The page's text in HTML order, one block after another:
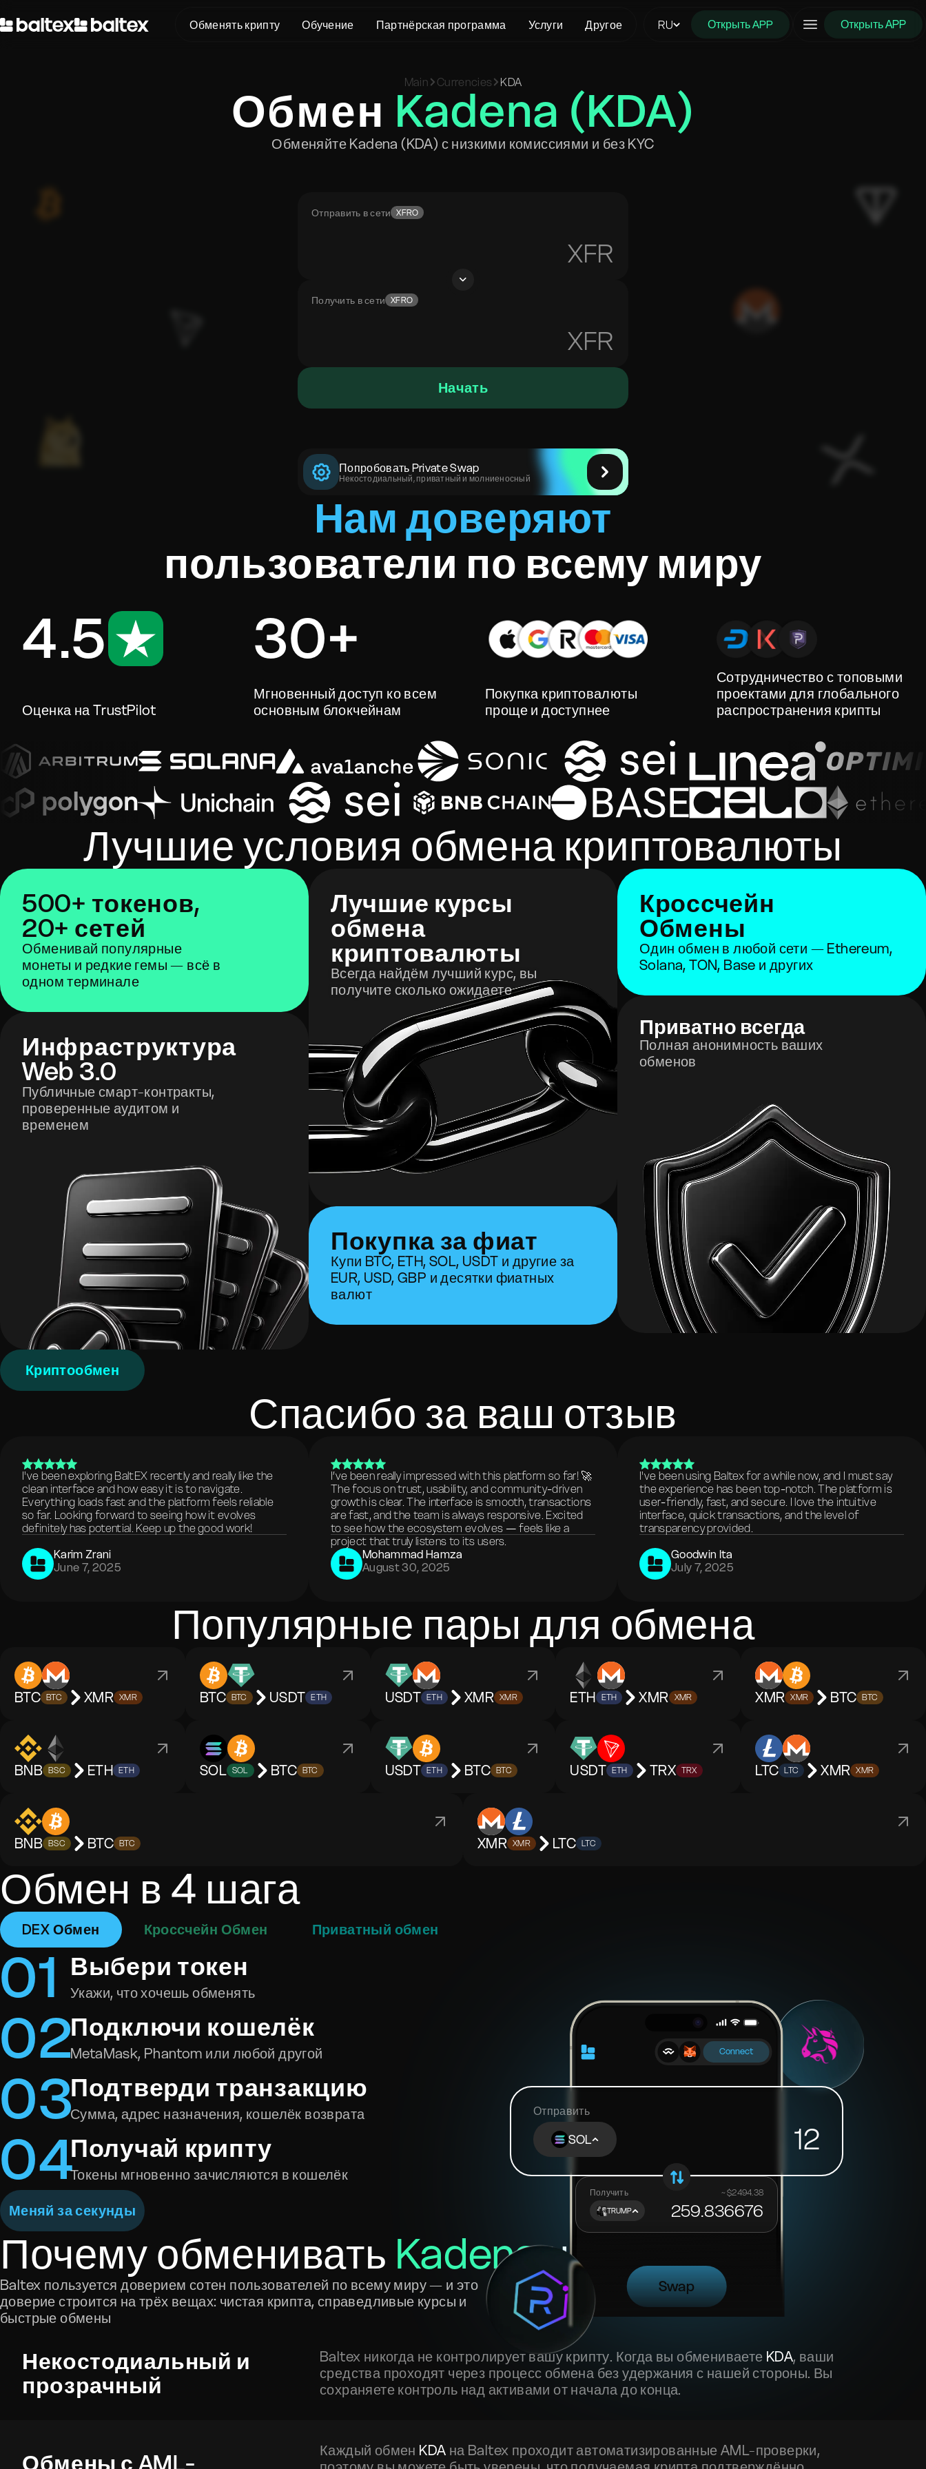
Обменять крипту
USDT в XMR
Обучение Партнёрская программа Услуги
Bitcoin (BTC)
Ethereum (ETH)
Monero (XMR)
Другое
Пользовательское соглашение
Политика конфиденциальности
Заявление о рисках
Статус обмена
Глоссарий
FAQ
Связаться с нами
RU Открыть APP Открыть APP
Main Currencies KDA
Обмен Kadena (KDA)
Обменяйте Kadena (KDA) с низкими комиссиями и без KYC
Отправить в сети XFRO
XFR
Получить в сети XFRO
XFR
Начать
Попробовать Private Swap
Некостодиальный, приватный и молниеносный
Нам доверяют
пользователи по всему миру
4.5
Оценка на TrustPilot
30+
Мгновенный доступ ко всем
основным блокчейнам
Покупка криптовалюты
проще и доступнее
Сотрудничество с топовыми
проектами для глобального
распространения крипты
Лучшие условия обмена криптовалюты
500+ токенов,
20+ сетей
Обменивай популярные
монеты и редкие гемы — всё в
одном терминале
Инфраструктура
Web 3.0
Публичные смарт-контракты,
проверенные аудитом и
временем
Лучшие курсы
обмена
криптовалюты
Всегда найдём лучший курс, вы
получите сколько ожидаете
Покупка за фиат
Купи BTC, ETH, SOL, USDT и другие за
EUR, USD, GBP и десятки фиатных
валют
Кроссчейн
Обмены
Один обмен в любой сети — Ethereum,
Solana, TON, Base и других
Приватно всегда
Полная анонимность ваших
обменов
Криптообмен
Спасибо за ваш отзыв
I've been exploring BaltEX recently and really like the
clean interface and how easy it is to navigate.
Everything loads fast and the platform feels reliable
so far. Looking forward to seeing how it evolves
definitely has potential. Keep up the good work!
Karim Zrani
June 7, 2025
I’ve been really impressed with this platform so far! 🚀
The focus on trust, usability, and community-driven
growth is clear. The interface is smooth, transactions
are fast, and the team is always responsive. Excited
to see how the ecosystem evolves — feels like a
project that truly listens to its users.
Mohammad Hamza
August 30, 2025
I've been using Baltex for a while now, and I must say
the experience has been top-notch. The platform is
user-friendly, fast, and secure. I love the intuitive
interface, quick transactions, and the level of
transparency provided.
Goodwin Ita
July 7, 2025
Популярные пары для обмена
BTC BTC XMR XMR BTC BTC USDT ETH USDT ETH XMR XMR ETH ETH XMR XMR XMR XMR BTC BTC
BNB BSC ETH ETH SOL SOL BTC BTC USDT ETH BTC BTC USDT ETH TRX TRX LTC LTC XMR XMR
BNB BSC BTC BTC XMR XMR LTC LTC
Обмен в 4 шага
DEX Обмен Кроссчейн Обмен Приватный обмен
01 Выбери токен
Укажи, что хочешь обменять
02Подключи кошелёк
MetaMask, Phantom или любой другой
03Подтверди транзакцию
Сумма, адрес назначения, кошелёк возврата
04Получай крипту
Токены мгновенно зачисляются в кошелёк
Меняй за секунды
Connect
Отправить
SOL 12
Получить ~ $2494.38
TRUMP 259.836676
Swap
Почему обменивать Kadenaна Baltex?
Baltex пользуется доверием сотен пользователей по всему миру — и это
доверие строится на трёх вещах: чистая крипта, справедливые курсы и
быстрые обмены
Некостодиальный и
прозрачный
Baltex никогда не контролирует вашу крипту. Когда вы обмениваете KDA, ваши
средства проходят через процесс обмена без удержания с нашей стороны. Вы
сохраняете контроль над активами от начала до конца.
Обмены с AML- Каждый обмен KDA на Baltex проходит автоматизированные AML-проверки,